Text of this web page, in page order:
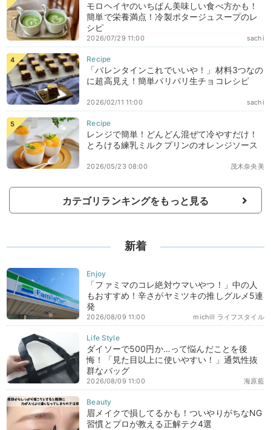
モロヘイヤのいちばん美味しい食べ方かも！
簡単で栄養満点！冷製ポタージュスープのレ
シピ
sachi
2026/07/29 11:00
「バレンタインこれでいいや！」材料3つなの
に超高見え！簡単パリパリ生チョコレシピ
sachi
2026/02/11 11:00
レンジで簡単！どんどん混ぜて冷やすだけ！
とろける練乳ミルクプリンのオレンジソース
茂木奈央美
2026/05/23 08:00
カテゴリランキングをもっと見る
新着
「ファミマのコレ絶対ウマいやつ！」中の人
もおすすめ！辛さがヤミツキの推しグルメ5連
発
michill ライフスタイル
2026/08/09 11:00
ダイソーで500円か…って悩んだことを後
悔！「見た目以上に使いやすい！」通気性抜
群なバッグ
海原藍
2026/08/09 11:00
眉メイクで損してるかも！ついやりがちなNG
習慣とプロが教える正解テク4選